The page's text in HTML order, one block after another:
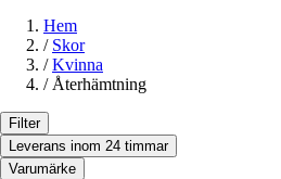
Hem
/ Skor
/ Kvinna
/ Återhämtning
Filter
Leverans inom 24 timmar
Varumärke